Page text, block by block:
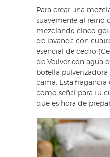
Para crear una
suavemente al reino
mezclando cinco
de lavanda con
esencial de cedro
de Vetiver con agua
botella
cama. Esta
como señal para tu
que es hora de